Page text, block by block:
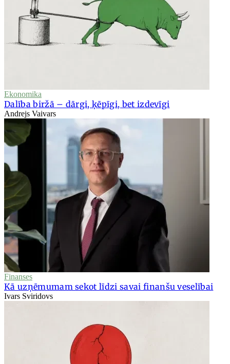
Ekonomika
Dalība biržā – dārgi, ķēpīgi, bet izdevīgi
Andrejs Vaivars
Finanses
Kā uzņēmumam sekot līdzi savai finanšu veselībai
Ivars Sviridovs